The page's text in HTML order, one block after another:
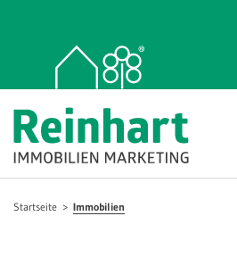
Startseite Immobilien